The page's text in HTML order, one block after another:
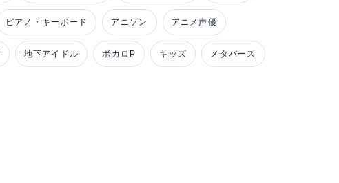
ピアノ・キーボード アニソン アニメ声優
地下アイドル ボカロP キッズ メタバース